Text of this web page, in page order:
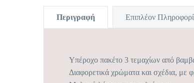
Περιγραφή Επιπλέον
Υπέροχο πακέτο 3 τεμαχίων από
Διαφορετικά χρώματα και σχέδια, με